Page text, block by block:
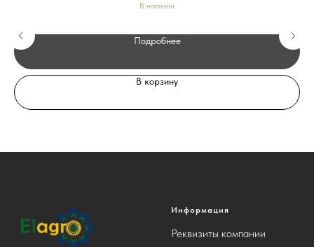
В наличии
Подробнее
В корзину
Информация
Реквизиты компании